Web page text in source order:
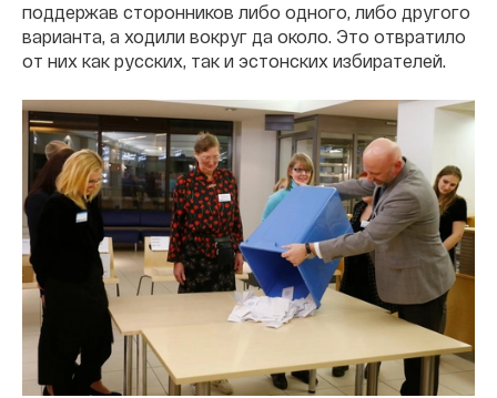
поддержав сторонников либо одного, либо другого
варианта, а ходили вокруг да около. Это отвратило
от них как русских, так и эстонских избирателей.